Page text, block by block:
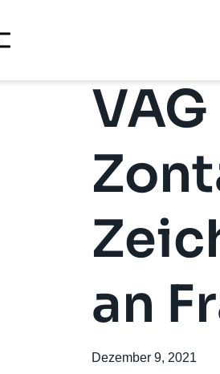
an
Dezember 9, 2021